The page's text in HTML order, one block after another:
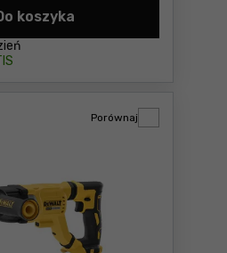
koszyka
Młotowiertarka Metabo
Porównaj